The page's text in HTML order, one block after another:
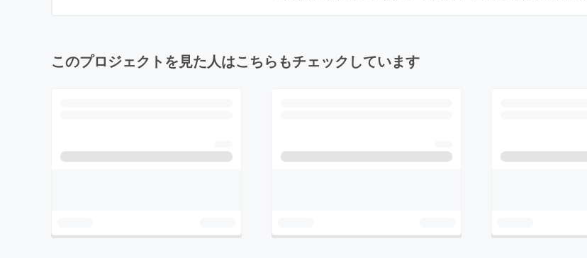
このプロジェクトを見た人はこちらもチェックしています